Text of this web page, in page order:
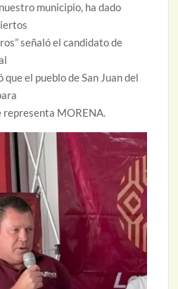
municipio, ha dado
señaló el candidato de
el pueblo de San Juan del
representa MORENA.